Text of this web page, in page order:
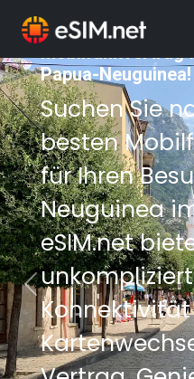
Sichern Sie sich
Papua-Neuguinea!
Suchen Sie
besten
für Ihren
Neuguinea
eSIM.net
Previous